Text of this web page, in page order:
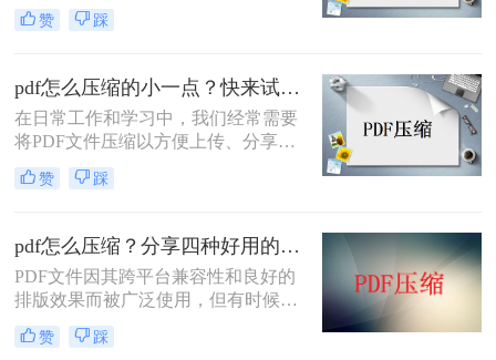
邮件、上传到云存储或满足特定平台
的要求。那么pdf文件如何缩小呢？本
文件大小，帮助您轻松应对这些需
求。
赞 踩
pdf怎么压缩的小一点？快来试试这三种文件压缩的方法！
在日常工作和学习中，我们经常需要
将PDF文件压缩以方便上传、分享或
存储。那么PDF怎么压缩的小一点
呢？本文将介绍三种常用的压缩PDF
选择最合适的方式。
赞 踩
pdf怎么压缩？分享四种好用的压缩方法！
PDF文件因其跨平台兼容性和良好的
排版效果而被广泛使用，但有时候文
件过大可能会给传输和存储带来不
便。因此，压缩PDF文件成为了一个
赞 踩